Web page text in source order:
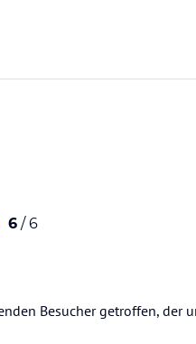
6 / 6
Besucher getroffen, der